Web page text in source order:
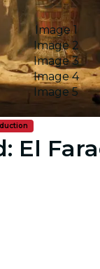
Image 1
Image 2
Image 3
Image 4
Image 5
El